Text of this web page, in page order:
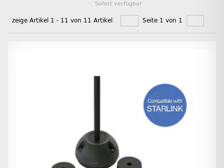
Sofort verfügbar
zeige Artikel 1 - 11 von 11 Artikel Seite 1 von 1